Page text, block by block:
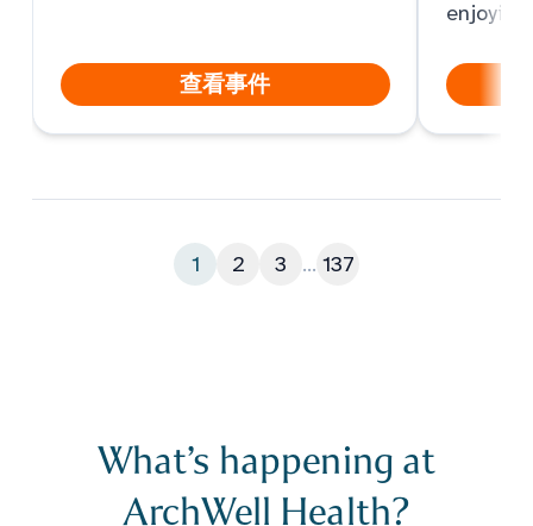
查看事件
1 2 3 ... 137
What’s happening at
ArchWell Health?